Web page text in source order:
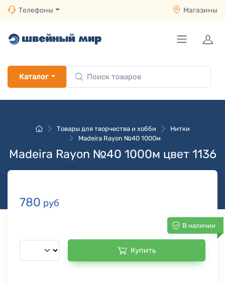
Телефоны Магазины
Каталог
Товары для творчества и хобби
Нитки
Madeira Rayon №40 1000м
Madeira Rayon №40 1000м цвет 1136
780 руб
В наличии
Купить